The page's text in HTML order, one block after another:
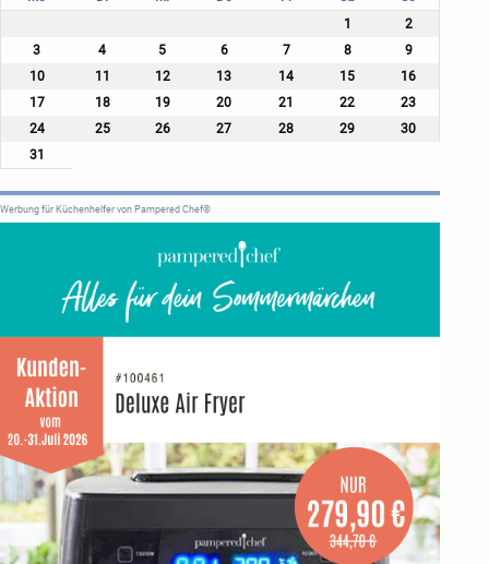
1
2
3
4 5 6 7 8
9
10
11 12 13 14 15
16
17
18 19 20 21 22
23
24
25 26 27 28 29
30
31
Werbung für Küchenhelfer von Pampered Chef®